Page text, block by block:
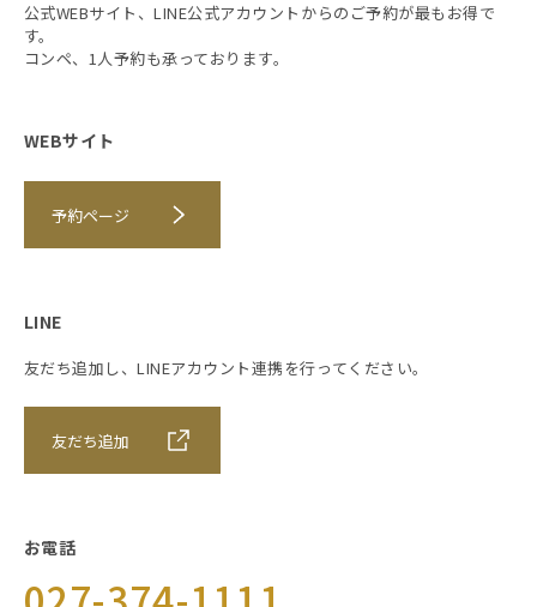
公式WEBサイト、LINE公式アカウントからのご予約が最もお得で
す。
コンペ、1人予約も承っております。
WEBサイト
予約ページ
LINE
友だち追加し、LINEアカウント連携を行ってください。
友だち追加
お電話